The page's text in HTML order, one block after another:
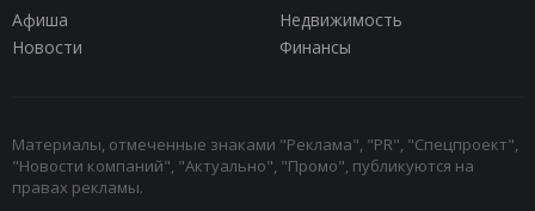
Афиша
Недвижимость
Новости
Финансы
Материалы, отмеченные знаками "Реклама", "PR", "Спецпроект",
"Новости компаний", "Актуально", "Промо", публикуются на
правах рекламы.